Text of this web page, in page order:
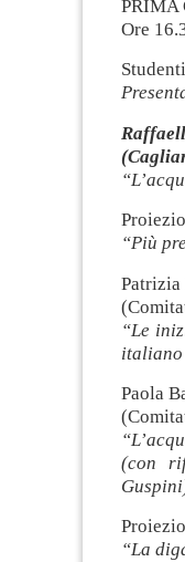
PRIMA
Ore
“Più
Patrizia
“Le
italiano
Paola
(con
“La